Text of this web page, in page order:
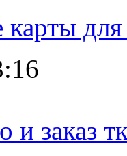
карты
и заказ